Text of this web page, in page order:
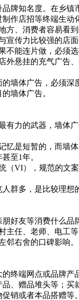
知名度。在乡镇
店招等终端生动
、消费者容易看到
传力比较强的店面
能连片做，必须选
悬挂的充气广告、
体广告，必须深
墙体广告。
力的武器，墙体
短暂的，而墙体
至1年。
VI），规范的文案
多，是比较理想
友等消费什么品
、老师、电工等
右舍的口碑影响。
端网点或品牌产
赠品堆头等；买
销或者本品搭赠等。